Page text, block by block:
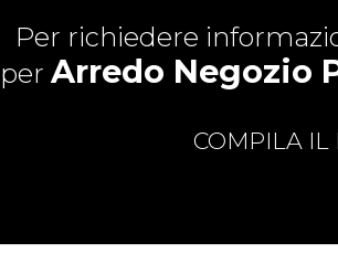
Per richiedere
per Arredo Negozio
COMPILA IL